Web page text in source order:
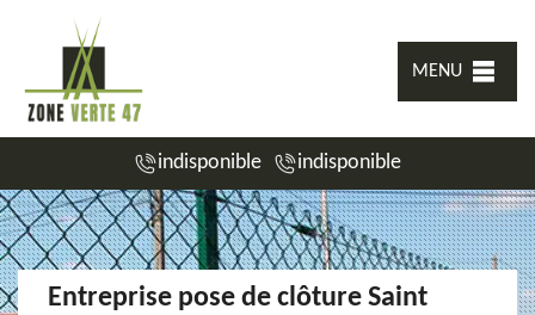
MENU
indisponible indisponible
Entreprise pose de clôture Saint